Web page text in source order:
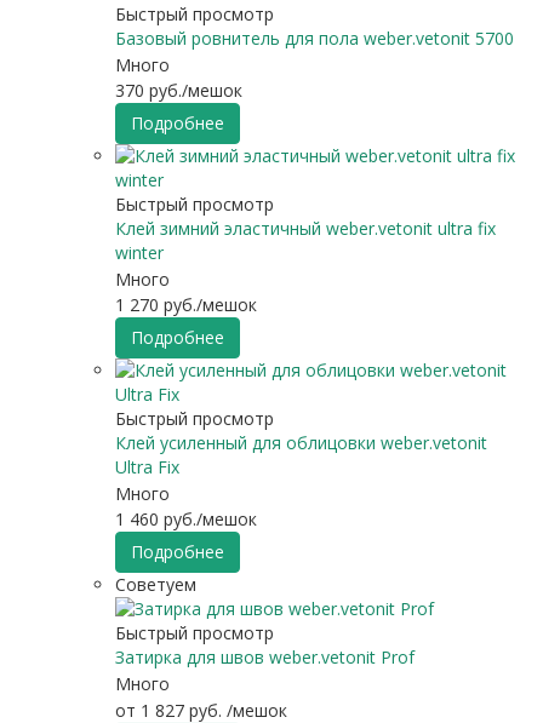
Быстрый просмотр
Базовый ровнитель для пола weber.vetonit 5700
Много
370 руб./мешок
Подробнее
Быстрый просмотр
Клей зимний эластичный weber.vetonit ultra fix
winter
Много
1 270 руб./мешок
Подробнее
Быстрый просмотр
Клей усиленный для облицовки weber.vetonit
Ultra Fix
Много
1 460 руб./мешок
Подробнее
Советуем
Быстрый просмотр
Затирка для швов weber.vetonit Prof
Много
от 1 827 руб. /мешок